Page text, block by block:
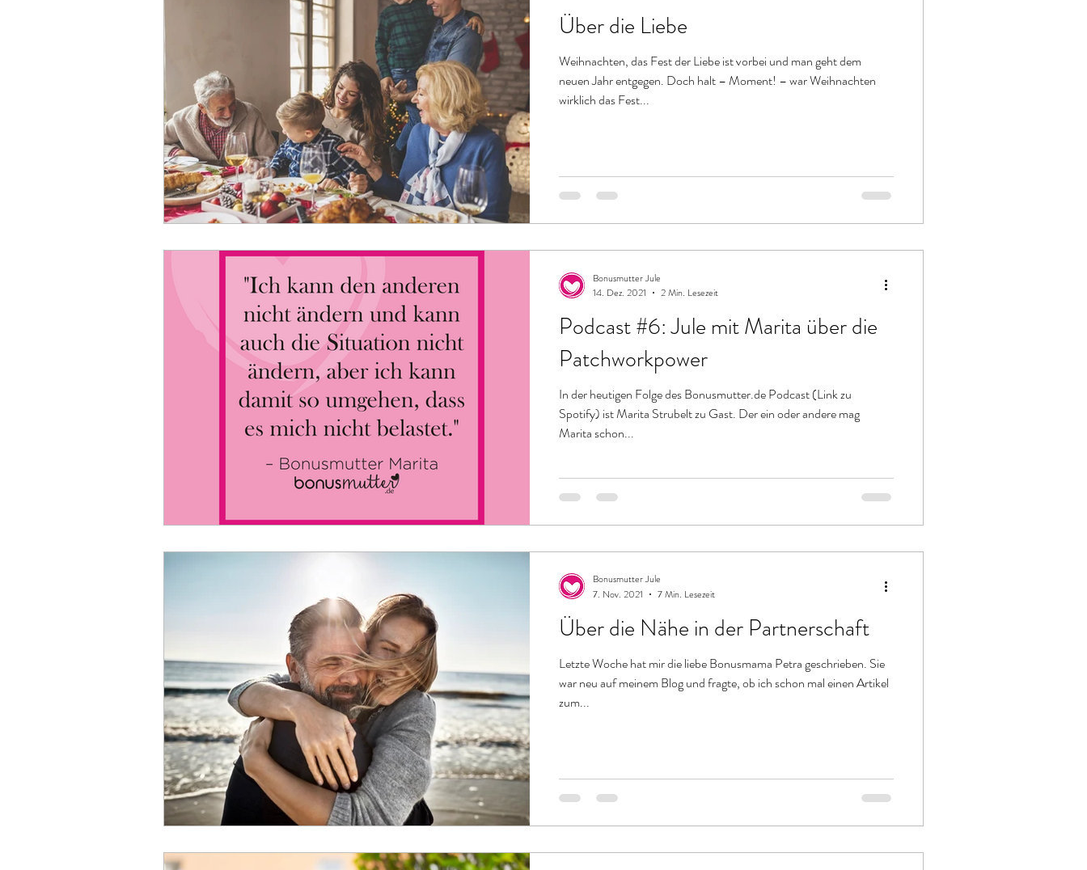
Über die Liebe
Weihnachten, das Fest der Liebe ist vorbei und man geht dem
neuen Jahr entgegen. Doch halt – Moment! – war Weihnachten
wirklich das Fest...
Podcast #6: Jule mit Marita über die
Patchworkpower
In der heutigen Folge des Bonusmutter.de Podcast (Link zu
Spotify) ist Marita Strubelt zu Gast. Der ein oder andere mag
Marita schon...
Bonusmutter Jule
14. Dez. 2021
2 Min. Lesezeit
Über die Nähe in der Partnerschaft
Letzte Woche hat mir die liebe Bonusmama Petra geschrieben. Sie
war neu auf meinem Blog und fragte, ob ich schon mal einen Artikel
zum...
Bonusmutter Jule
7. Nov. 2021
7 Min. Lesezeit